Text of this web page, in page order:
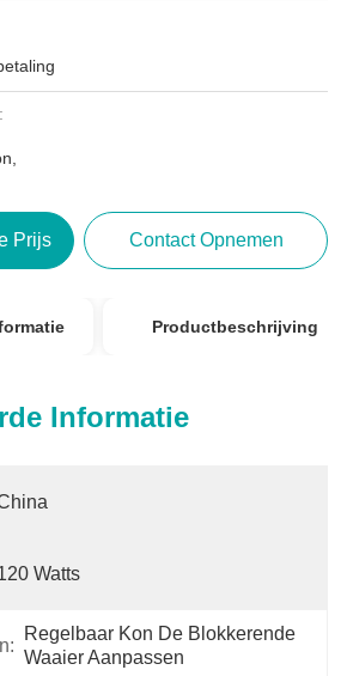
Prijs Contact Opnemen
Productbeschrijving
Informatie
Watts
Regelbaar Kon De Blokkerende
Waaier Aanpassen